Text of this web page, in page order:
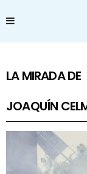
LA MIRADA DE
JOAQUÍN